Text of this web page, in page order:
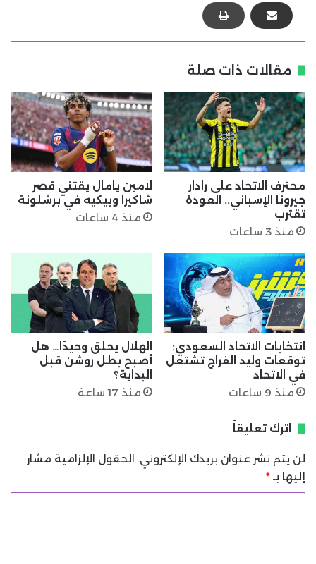
مقالات ذات صلة
محترف الاتحاد على رادار
جيرونا الإسباني.. العودة
تقترب
منذ 3 ساعات
لامين يامال يقتني قصر
شاكيرا وبيكيه في برشلونة
منذ 4 ساعات
انتخابات الاتحاد السعودي:
توقعات وليد الفراج تشتعل
في الاتحاد
منذ 9 ساعات
الهلال يحلق وحيدًا… هل
أصبح بطل روشن قبل
البداية؟
منذ 17 ساعة
اترك تعليقاً
لن يتم نشر عنوان بريدك الإلكتروني. الحقول الإلزامية مشار
إليها بـ *